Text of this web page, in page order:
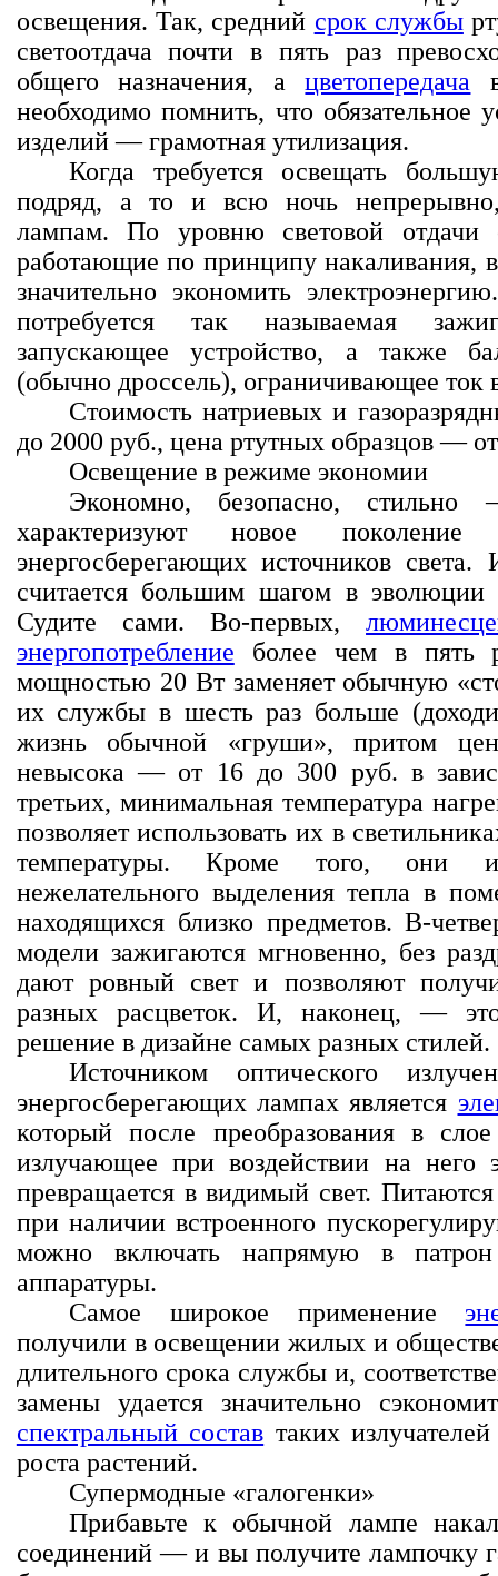
освещения. Так, средний срок службы
светоотдача почти в пять раз
общего назначения, ацветопередача
необходимо помнить, что обязательное
изделий — грамотная утилизация.
Когда требуется освещать
подряд, а то и всю ночь
лампам. По уровню световой отдачи
работающие по принципу накаливания, в
значительно экономить
потребуется так называемая
запускающее устройство, а также
(обычно дроссель), ограничивающее ток
Стоимость натриевых и
до 2000 руб., цена ртутных образцов —
Освещение в режиме экономии
Экономно, безопасно,
характеризуют новое
энергосберегающих источников
считается большим шагом в эволюции
Судите сами. Во-первых,
энергопотребление более чем в пять
мощностью 20 Вт заменяет обычную
их службы в шесть раз больше
жизнь обычной «груши», притом
невысока — от 16 до 300 руб. в
третьих, минимальная температура
позволяет использовать их в
температуры. Кроме того, они
нежелательного выделения тепла в
находящихся близко предметов. В-
модели зажигаются мгновенно, без
дают ровный свет и позволяют
разных расцветок. И, наконец, — это
решение в дизайне самых разных стилей.
Источником оптического
энергосберегающих лампах является
который после преобразования в
излучающее при воздействии на него
превращается в видимый свет. Питаются
при наличии встроенного
можно включать напрямую в
аппаратуры.
Самое широкое применение
получили в освещении жилых и
длительного срока службы и,
замены удается значительно
спектральный состав таких
роста растений.
Супермодные «галогенки»
Прибавьте к обычной лампе
соединений — и вы получите лампочку